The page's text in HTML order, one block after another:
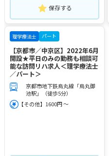
保存する
理学療法士 パート
【京都市／中京区】2022年6月
開設★平日のみの勤務も相談可
能な訪問リハ求人＜理学療法士
／パート＞
京都市地下鉄烏丸線「烏丸御
池駅」（徒歩5分）
【その他】1600円 ～